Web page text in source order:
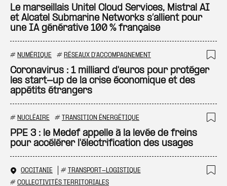
Le marseillais Unitel Cloud Services, Mistral AI
et Alcatel Submarine Networks s’allient pour
une IA générative 100 % française
# NUMÉRIQUE # RÉSEAUX D'ACCOMPAGNEMENT
Coronavirus : 1 milliard d'euros pour protéger
les start-up de la crise économique et des
appétits étrangers
# NUCLÉAIRE # TRANSITION ÉNERGÉTIQUE
PPE 3 : le Medef appelle à la levée de freins
pour accélérer l'électrification des usages
OCCITANIE # TRANSPORT-LOGISTIQUE
# COLLECTIVITÉS TERRITORIALES